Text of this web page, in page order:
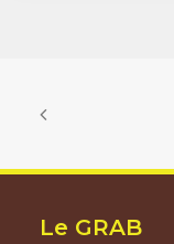
Le GRAB